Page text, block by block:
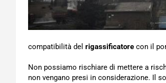
compatibilità del rigassificatore con il
Non possiamo rischiare di mettere a
non vengano presi in considerazione. Il